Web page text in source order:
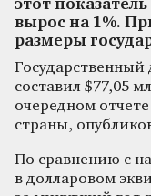
этот
вырос на 1%.
размеры
Государственный
составил $77,05
очередном
страны,
По сравнению с
в долларовом